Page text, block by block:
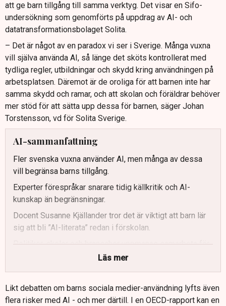
att ge barn tillgång till samma verktyg. Det visar en Sifo-
undersökning som genomförts på uppdrag av AI- och
datatransformationsbolaget Solita.
– Det är något av en paradox vi ser i Sverige. Många vuxna
vill själva använda AI, så länge det sköts kontrollerat med
tydliga regler, utbildningar och skydd kring användningen på
arbetsplatsen. Däremot är de oroliga för att barnen inte har
samma skydd och ramar, och att skolan och föräldrar behöver
mer stöd för att sätta upp dessa för barnen, säger Johan
Torstensson, vd för Solita Sverige.
AI-sammanfattning
Fler svenska vuxna använder AI, men många av dessa
vill begränsa barns tillgång.
Experter förespråkar snarare tidig källkritik och AI-
kunskap än begränsningar.
Docent Susanne Kjällander tror det är viktigt att barn lär
sig att bli ”AI-literata” redan i förskolan.
Politiker, skolor och branscher uppmanas samarbeta för
harmonisera AI-utbildningen till alla barn, oavsett kön
Läs mer
Likt debatten om barns sociala medier-användning lyfts även
flera risker med AI - och mer därtill. I en OECD-rapport kan en